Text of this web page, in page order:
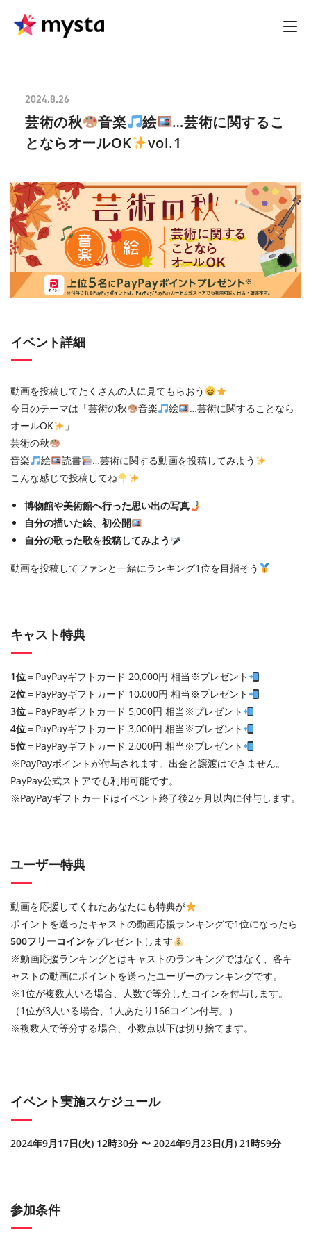
2024.8.26
芸術の秋 音楽 絵
…芸術に関するこ
とならオールOK
vol.1
イベント詳細
動画を投稿してたくさんの人に見てもらおう
今日のテーマは「芸術の秋
音楽 絵
…芸術に関することなら
オールOK
」
芸術の秋
音楽
絵 読書
…芸術に関する動画を投稿してみよう
こんな感じで投稿してね
博物館や美術館へ行った思い出の写真
自分の描いた絵、初公開
自分の歌った歌を投稿してみよう
動画を投稿してファンと一緒にランキング1位を目指そう
キャスト特典
1位＝PayPayギフトカード 20,000円 相当※プレゼント
2位＝PayPayギフトカード 10,000円 相当※プレゼント
3位＝PayPayギフトカード 5,000円 相当※プレゼント
4位＝PayPayギフトカード 3,000円 相当※プレゼント
5位＝PayPayギフトカード 2,000円 相当※プレゼント
※PayPayポイントが付与されます。出金と譲渡はできません。
PayPay公式ストアでも利用可能です。
※PayPayギフトカードはイベント終了後2ヶ月以内に付与します。
ユーザー特典
動画を応援してくれたあなたにも特典が
ポイントを送ったキャストの動画応援ランキングで1位になったら
500フリーコインをプレゼントします
※動画応援ランキングとはキャストのランキングではなく、各キ
ャストの動画にポイントを送ったユーザーのランキングです。
※1位が複数人いる場合、人数で等分したコインを付与します。
（1位が3人いる場合、1人あたり166コイン付与。）
※複数人で等分する場合、小数点以下は切り捨てます。
イベント実施スケジュール
2024年9月17日(火) 12時30分 〜 2024年9月23日(月) 21時59分
参加条件